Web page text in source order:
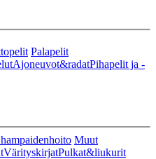
Palapelit
Ajoneuvot&radatPihapelit ja -
Muut
VärityskirjatPulkat&liukurit